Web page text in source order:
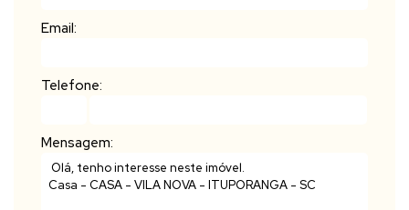
Email:
Telefone:
Mensagem: